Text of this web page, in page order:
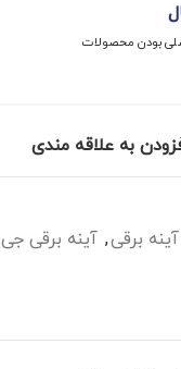
بودن محصولات
به علاقه مندی
آینه برقی, آینه برقی جی 4